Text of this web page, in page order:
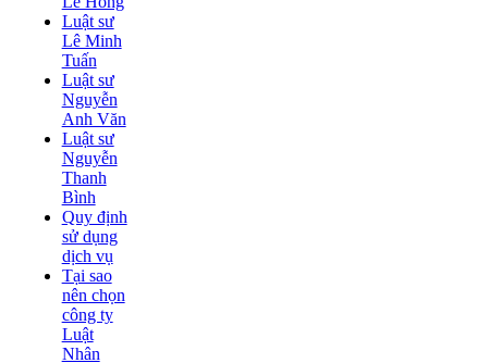
Luật sư
Lê Minh
Tuấn
Luật sư
Nguyễn
Anh Văn
Luật sư
Nguyễn
Thanh
Bình
Quy định
sử dụng
dịch vụ
Tại sao
nên chọn
công ty
Luật
Nhân